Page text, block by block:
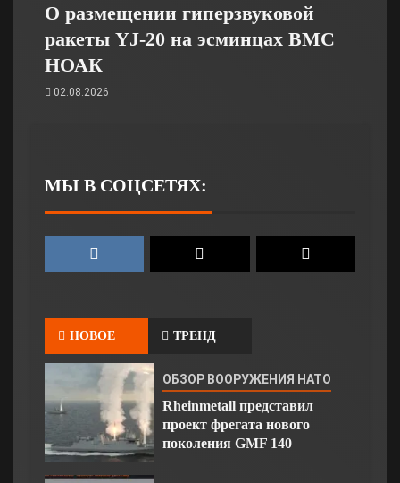
О размещении гиперзвуковой
ракеты YJ-20 на эсминцах ВМС
НОАК
02.08.2026
МЫ В СОЦСЕТЯХ:
НОВОЕ ТРЕНД
ОБЗОР ВООРУЖЕНИЯ НАТО
Rheinmetall представил
проект фрегата нового
поколения GMF 140